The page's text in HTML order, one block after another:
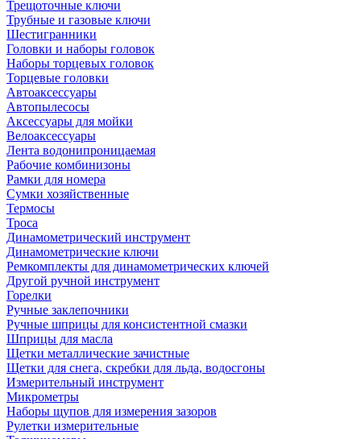
Трещоточные ключи
Трубные и газовые ключи
Шестигранники
Головки и наборы головок
Наборы торцевых головок
Торцевые головки
Автоаксессуары
Автопылесосы
Аксессуары для мойки
Велоаксессуары
Лента водонипроницаемая
Рабочие комбинизоны
Рамки для номера
Сумки хозяйственные
Термосы
Троса
Динамометрический инструмент
Динамометрические ключи
Ремкомплекты для динамометрических ключей
Другой ручной инструмент
Горелки
Ручные заклепочники
Ручные шприцы для консистентной смазки
Шприцы для масла
Щетки металлические зачистные
Щетки для снега, скребки для льда, водосгоны
Измерительный инструмент
Микрометры
Наборы щупов для измерения зазоров
Рулетки измерительные